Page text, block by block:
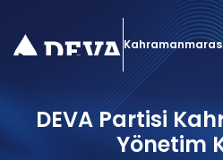
Kahramanmaras
DEVA Partisi
Yönetim